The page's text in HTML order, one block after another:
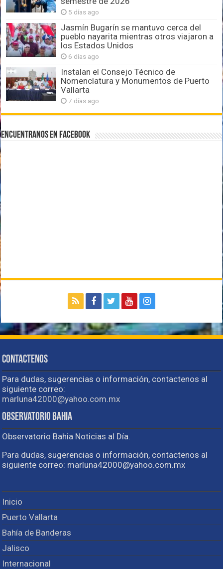
5 días ago
Jasmín Bugarín se mantuvo cerca del
pueblo nayarita mientras otros viajaron a
los Estados Unidos
6 días ago
Instalan el Consejo Técnico de
Nomenclatura y Monumentos de Puerto
Vallarta
7 días ago
Encuentranos en Facebook
Contactenos
Para dudas, sugerencias o información, contactenos al
siguiente correo:
marluna42000@yahoo.com.mx
Observatorio Bahia
Observatorio Bahia Noticias al Día.
Para dudas, sugerencias o información, contactenos al
siguiente correo: marluna42000@yahoo.com.mx
Inicio
Puerto Vallarta
Bahía de Banderas
Jalisco
Internacional